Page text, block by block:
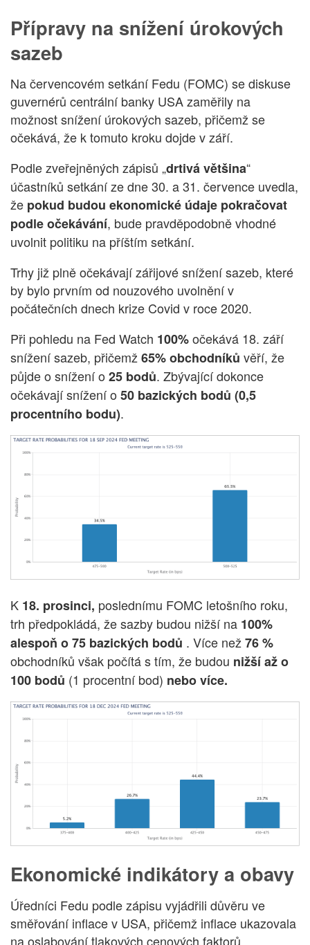
Přípravy na snížení úrokových
sazeb
Na červencovém setkání Fedu (FOMC) se diskuse
guvernérů centrální banky USA zaměřily na
možnost snížení úrokových sazeb, přičemž se
očekává, že k tomuto kroku dojde v září.
Podle zveřejněných zápisů „drtivá většina“
účastníků setkání ze dne 30. a 31. července uvedla,
že pokud budou ekonomické údaje pokračovat
podle očekávání, bude pravděpodobně vhodné
uvolnit politiku na příštím setkání.
Trhy již plně očekávají zářijové snížení sazeb, které
by bylo prvním od nouzového uvolnění v
počátečních dnech krize Covid v roce 2020.
Při pohledu na Fed Watch 100%očekává 18. září
snížení sazeb, přičemž 65% obchodníků věří, že
půjde o snížení o 25 bodů. Zbývající dokonce
očekávají snížení o 50 bazických bodů (0,5
procentního bodu).
K 18. prosinci, poslednímu FOMC letošního roku,
trh předpokládá, že sazby budou nižší na 100%
alespoň o 75 bazických bodů . Více než 76 %
obchodníků však počítá s tím, že budou nižší až o
100 bodů (1 procentní bod) nebo více.
Ekonomické indikátory a obavy
Úředníci Fedu podle zápisu vyjádřili důvěru ve
směřování inflace v USA, přičemž inflace ukazovala
na oslabování tlakových cenových faktorů.